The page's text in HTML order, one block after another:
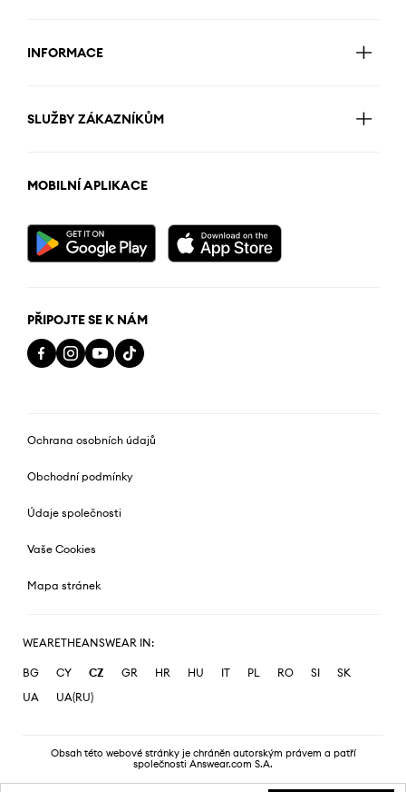
INFORMACE
SLUŽBY ZÁKAZNÍKŮM
MOBILNÍ APLIKACE
PŘIPOJTE SE K NÁM
Ochrana osobních údajů
Obchodní podmínky
Údaje společnosti
Vaše Cookies
Mapa stránek
WEARETHEANSWEAR IN:
BG CY CZ GR HR HU IT PL RO SI
SK
UA
UA(RU)
Obsah této webové stránky je chráněn autorským právem a patří
společnosti Answear.com S.A.